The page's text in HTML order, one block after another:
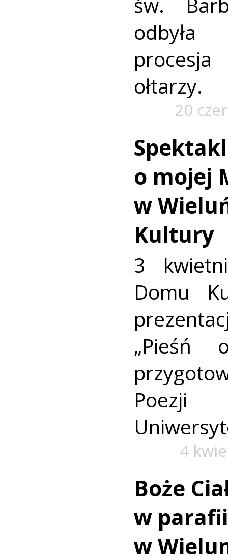
ołtarzy.
20
o mojej
w
Kultury
3
Domu
„Pieśń
Poezji
4
Boże
w
w